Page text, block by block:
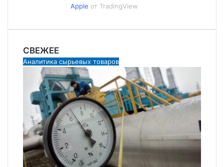
Apple от TradingView
СВЕЖЕЕ
Аналитика сырьевых товаров